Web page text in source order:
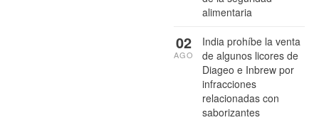
alimentaria
India prohíbe la venta
de algunos licores de
Diageo e Inbrew por
infracciones
relacionadas con
saborizantes
02
AGO